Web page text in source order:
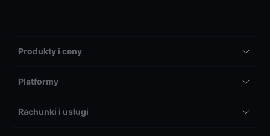
Produkty i ceny
Platformy
Rachunki i usługi